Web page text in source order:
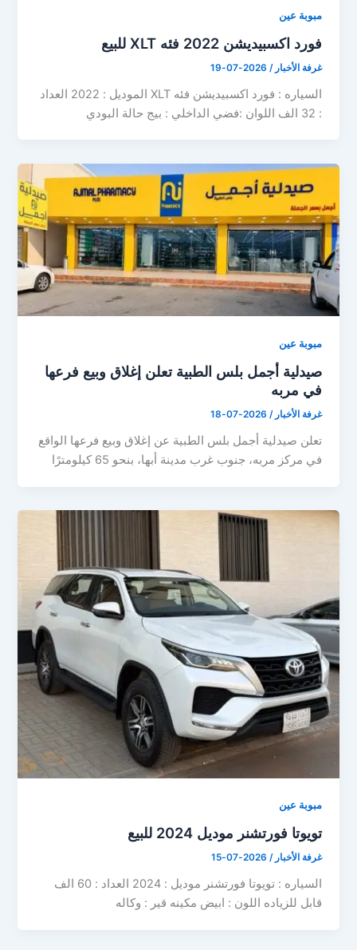
مبوبة عين
فورد اكسبيديشن 2022 فئه XLT للبيع
غرفة الأخبار/
2026-07-19
السياره : فورد اكسبيديشن فئه XLT الموديل : 2022 العداد
: 32 الف اللوان :فضي الداخلي : بيج حالة البودي
مبوبة عين
صيدلية أجمل بلس الطبية تعلن إغلاق وبيع فرعها
في مربه
غرفة الأخبار/
2026-07-18
تعلن صيدلية أجمل بلس الطبية عن إغلاق وبيع فرعها الواقع
في مركز مربه، جنوب غرب مدينة أبها، بنحو 65 كيلومترًا
مبوبة عين
تويوتا فورتشنر موديل 2024 للبيع
غرفة الأخبار/
2026-07-15
السياره : تويوتا فورتشنر موديل : 2024 العداد : 60 الف
قابل للزياده اللون : ابيض مكينه قير : وكاله